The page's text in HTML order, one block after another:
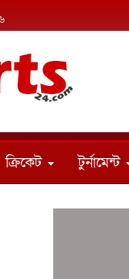
ক্রিকেট টুর্নামেন্ট